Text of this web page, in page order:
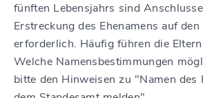
fünften Lebensjahrs sind
Erstreckung des Ehenamens auf
erforderlich. Häufig führen die
Welche Namensbestimmungen
bitte den Hinweisen zu "Namen des